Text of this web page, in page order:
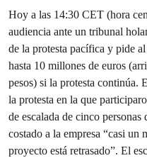
Hoy a las 14:30 CET (hora
audiencia ante un tribunal
de la protesta pacífica y pide
hasta 10 millones de euros
pesos) si la protesta
la protesta en la que
de escalada de cinco
costado a la empresa “casi
proyecto está retrasado”. El